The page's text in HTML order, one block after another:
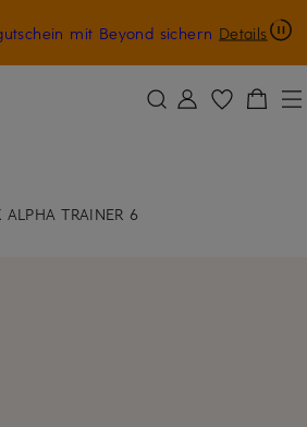
ZUM SUCHFELD ÜBERSPRINGEN
mit Beyond sichern Details
TRAINER 6